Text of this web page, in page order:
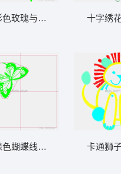
色玫瑰与星形装饰图案
色蝴蝶线稿设计图
十字绣
卡通狮